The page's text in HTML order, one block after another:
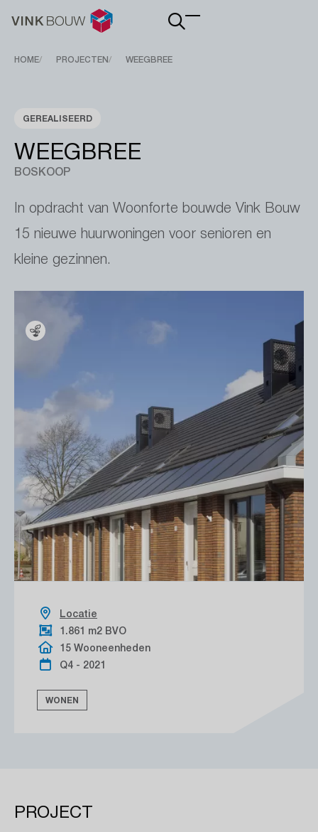
Main
Breadcrumb
HOME PROJECTEN WEEGBREE
GEREALISEERD
WEEGBREE
BOSKOOP
In opdracht van Woonforte bouwde Vink Bouw
15 nieuwe huurwoningen voor senioren en
kleine gezinnen.
Locatie
1.861 m2 BVO
15 Wooneenheden
Q4 - 2021
WONEN
PROJECT